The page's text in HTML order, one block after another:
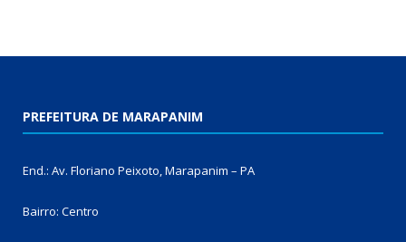
PREFEITURA DE MARAPANIM
End.: Av. Floriano Peixoto, Marapanim – PA
Bairro: Centro